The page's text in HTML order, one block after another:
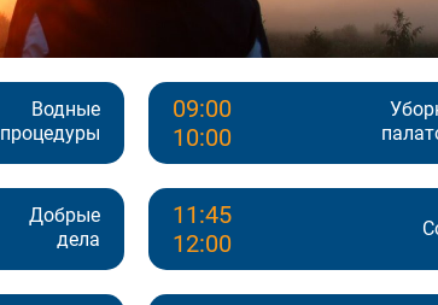
Водные
процедуры
09:00
10:00
Добрые
дела
11:45
12:00